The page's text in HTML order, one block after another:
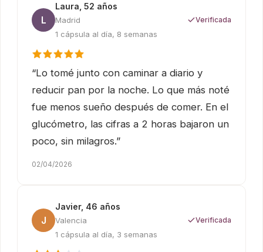
L
Laura, 52 años
Madrid
1 cápsula al día, 8 semanas
Verificada
“Lo tomé junto con caminar a diario y
reducir pan por la noche. Lo que más noté
fue menos sueño después de comer. En el
glucómetro, las cifras a 2 horas bajaron un
poco, sin milagros.”
02/04/2026
J
Javier, 46 años
Valencia
1 cápsula al día, 3 semanas
Verificada